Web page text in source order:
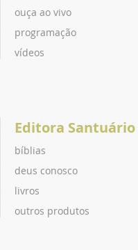
ouça ao vivo
programação
vídeos
Editora Santuário
bíblias
deus conosco
livros
outros produtos